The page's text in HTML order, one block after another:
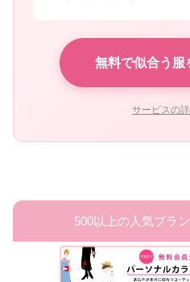
無料で似合う
サービスの
500以上の人気ブラ